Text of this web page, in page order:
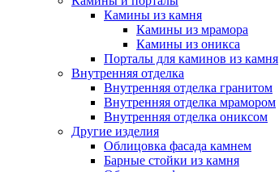
Камины из камня
Камины из мрамора
Камины из оникса
Порталы для каминов из камня
Внутренняя отделка
Внутренняя отделка гранитом
Внутренняя отделка мрамором
Внутренняя отделка ониксом
Другие изделия
Облицовка фасада камнем
Барные стойки из камня